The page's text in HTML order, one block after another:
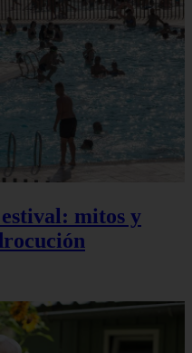
mitos y